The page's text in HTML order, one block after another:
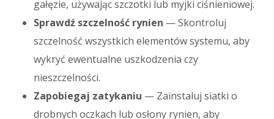
gałęzie, używając szczotki lub myjki ciśnieniowej.
Sprawdź szczelność rynien — Skontroluj
szczelność wszystkich elementów systemu, aby
wykryć ewentualne uszkodzenia czy
nieszczelności.
Zapobiegaj zatykaniu — Zainstaluj siatki o
drobnych oczkach lub osłony rynien, aby